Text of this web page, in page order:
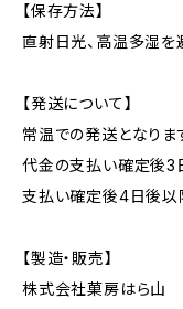
【保存方法】
直射日光、高温多湿
【発送について】
常温での発送となりま
代金の支払い確定後3
支払い確定後4日後以
【製造・販売】
株式会社菓房はら山